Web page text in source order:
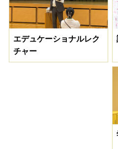
エデュケーショナルレク
チャー